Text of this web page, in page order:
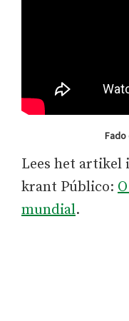
Fado
Lees het artikel
krant Público:
mundial.